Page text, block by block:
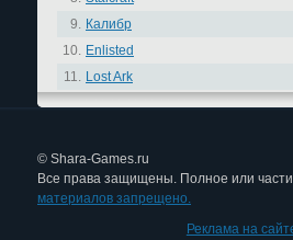
9. Калибр
10. Enlisted
11. Lost Ark
© Shara-Games.ru
Все права защищены. Полное или
материалов запрещено.
Реклама на